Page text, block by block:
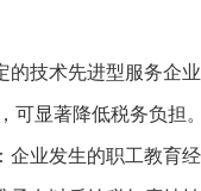
的技术先进型服务企
可显著降低税务负担。
：企业发生的职工教育